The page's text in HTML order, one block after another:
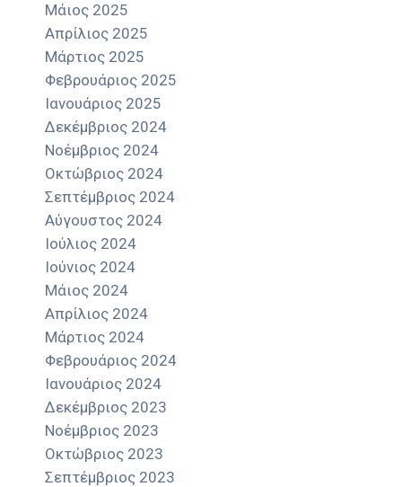
Μάιος 2025
Απρίλιος 2025
Μάρτιος 2025
Φεβρουάριος 2025
Ιανουάριος 2025
Δεκέμβριος 2024
Νοέμβριος 2024
Οκτώβριος 2024
Σεπτέμβριος 2024
Αύγουστος 2024
Ιούλιος 2024
Ιούνιος 2024
Μάιος 2024
Απρίλιος 2024
Μάρτιος 2024
Φεβρουάριος 2024
Ιανουάριος 2024
Δεκέμβριος 2023
Νοέμβριος 2023
Οκτώβριος 2023
Σεπτέμβριος 2023